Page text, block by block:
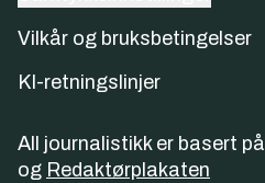
Vilkår og bruksbetingelser
KI-retningslinjer
All journalistikk er basert på
og Redaktørplakaten